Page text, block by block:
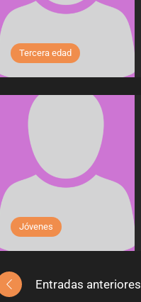
Tercera edad
Jóvenes
Entradas anteriores